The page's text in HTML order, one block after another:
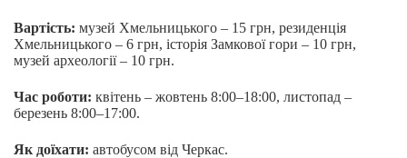
Вартість: музей Хмельницького – 15 грн, резиденція
Хмельницького – 6 грн, історія Замкової гори – 10 грн,
музей археології – 10 грн.
Час роботи: квітень – жовтень 8:00–18:00, листопад –
березень 8:00–17:00.
Як доїхати: автобусом від Черкас.